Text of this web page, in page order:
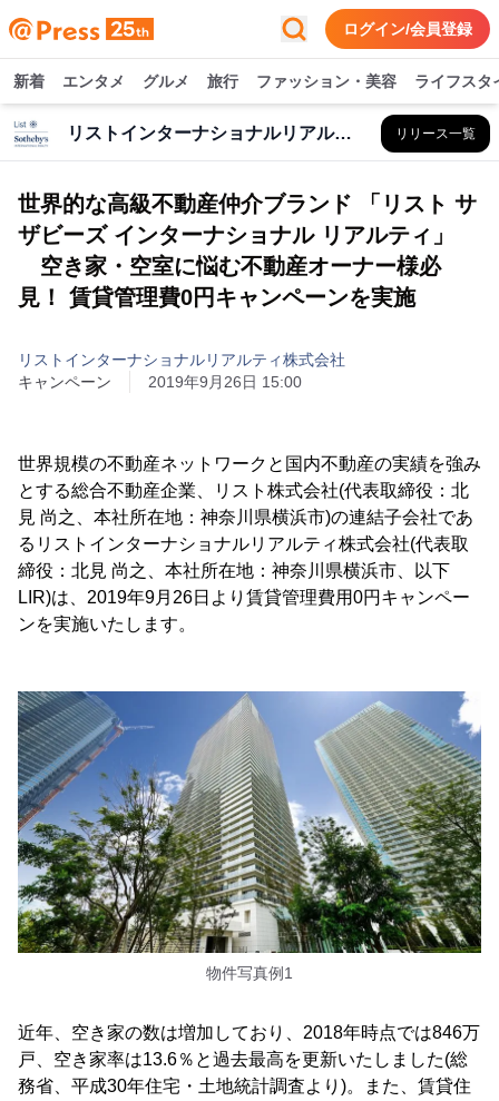
ログイン/会員登録
新着 エンタメ グルメ 旅行 ファッション・美容 ライフスタ
リストインターナショナルリアルティ株式会社 リリース一覧
世界的な高級不動産仲介ブランド 「リスト サ
ザビーズ インターナショナル リアルティ」
空き家・空室に悩む不動産オーナー様必
見！ 賃貸管理費0円キャンペーンを実施
リストインターナショナルリアルティ株式会社
キャンペーン
2019年9月26日 15:00
世界規模の不動産ネットワークと国内不動産の実績を強み
とする総合不動産企業、リスト株式会社(代表取締役：北
見 尚之、本社所在地：神奈川県横浜市)の連結子会社であ
るリストインターナショナルリアルティ株式会社(代表取
締役：北見 尚之、本社所在地：神奈川県横浜市、以下
LIR)は、2019年9月26日より賃貸管理費用0円キャンペー
ンを実施いたします。
物件写真例1
近年、空き家の数は増加しており、2018年時点では846万
戸、空き家率は13.6％と過去最高を更新いたしました(総
務省、平成30年住宅・土地統計調査より)。また、賃貸住